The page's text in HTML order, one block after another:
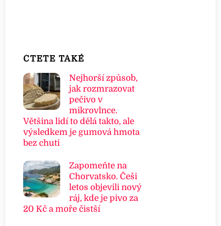
ČTETE TAKÉ
Nejhorší způsob,
jak rozmrazovat
pečivo v
mikrovlnce.
Většina lidí to dělá takto, ale
výsledkem je gumová hmota
bez chuti
Zapomeňte na
Chorvatsko. Češi
letos objevili nový
ráj, kde je pivo za
20 Kč a moře čistší